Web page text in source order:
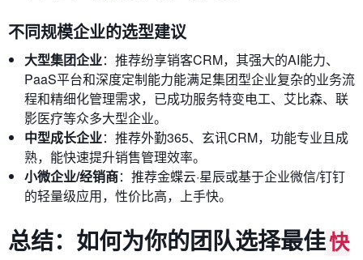
不同规模企业的选型建议
大型集团企业：推荐纷享销客CRM，其强大的AI能力、
PaaS平台和深度定制能力能满足集团型企业复杂的业务流
程和精细化管理需求，已成功服务特变电工、艾比森、联
影医疗等众多大型企业。
中型成长企业：推荐外勤365、玄讯CRM，功能专业且成
熟，能快速提升销售管理效率。
小微企业/经销商：推荐金蝶云·星辰或基于企业微信/钉钉
的轻量级应用，性价比高，上手快。
总结：如何为你的团队选择最佳快